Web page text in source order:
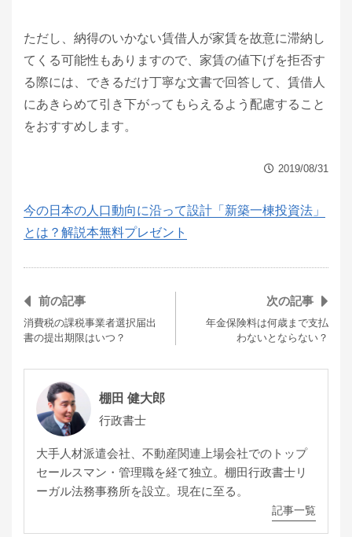
ただし、納得のいかない賃借人が家賃を故意に滞納し
てくる可能性もありますので、家賃の値下げを拒否す
る際には、できるだけ丁寧な文書で回答して、賃借人
にあきらめて引き下がってもらえるよう配慮すること
をおすすめします。
2019/08/31
今の日本の人口動向に沿って設計「新築一棟投資法」
とは？解説本無料プレゼント
前の記事
消費税の課税事業者選択届出
書の提出期限はいつ？
次の記事
年金保険料は何歳まで支払
わないとならない？
棚田 健大郎
行政書士
大手人材派遣会社、不動産関連上場会社でのトップ
セールスマン・管理職を経て独立。棚田行政書士リ
ーガル法務事務所を設立。現在に至る。
記事一覧